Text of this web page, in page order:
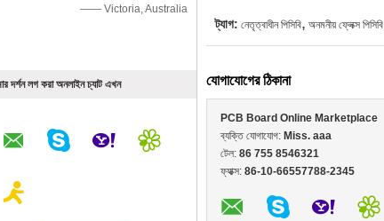
—— Victoria, Australia
দর্শন লগ করা অনলাইন চ্যাট এখন
ট্যাগ: নেতৃত্বাধীন পিসিবি, অনমনীয় ফ্লেক্স পিসিবি
যোগাযোগের ঠিকানা
PCB Board Online Marketplace
ব্যক্তি যোগাযোগ: Miss. aaa
টেল: 86 755 8546321
ফ্যাক্স: 86-10-66557788-2345